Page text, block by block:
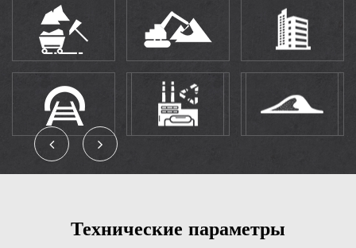
Технические параметры